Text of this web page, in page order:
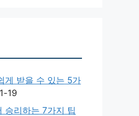
게 받을 수 있는 5가
19
승리하는 7가지 팁